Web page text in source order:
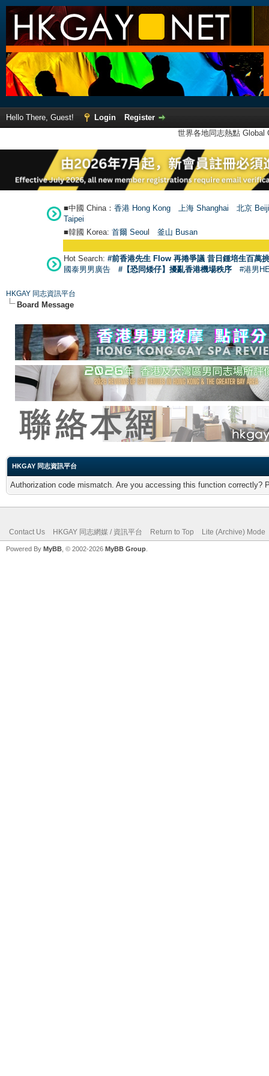
Hello There, Guest! Login
Register
世界各地同志熱點
■中國 China： 香港 Hong Kong 上海 Shanghai
北京
Taipei
■韓國 Korea: 首爾 Seoul 釜山 Busan
Hot Search: #前香港先生 Flow 再捲爭議 昔日鍾培生百萬
國泰男男廣告
#【恐同矮仔】擾亂香港機場秩序 #港男
HKGAY 同志資訊平台
Board Message
HKGAY 同志資訊平台
Authorization code mismatch. Are you accessing this function correctly?
Contact Us HKGAY 同志網媒 / 資訊平台 Return to Top Lite (Archive) Mode
Powered By MyBB , © 2002-2026 MyBB Group